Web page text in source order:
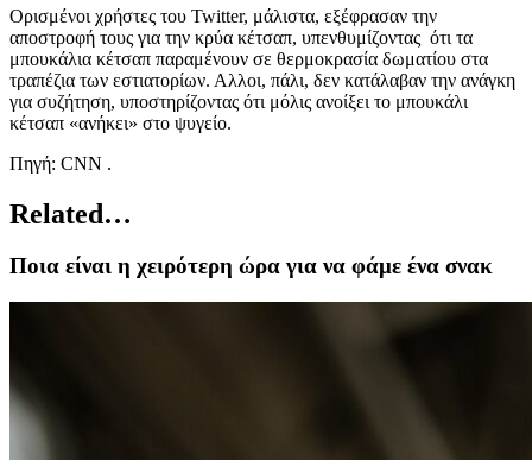
Ορισμένοι χρήστες του Twitter, μάλιστα, εξέφρασαν την
αποστροφή τους για την κρύα κέτσαπ, υπενθυμίζοντας ότι τα
μπουκάλια κέτσαπ παραμένουν σε θερμοκρασία δωματίου στα
τραπέζια των εστιατορίων. Αλλοι, πάλι, δεν κατάλαβαν την ανάγκη
για συζήτηση, υποστηρίζοντας ότι μόλις ανοίξει το μπουκάλι
κέτσαπ «ανήκει» στο ψυγείο.
Πηγή: CNN .
Related…
Ποια είναι η χειρότερη ώρα για να φάμε ένα σνακ